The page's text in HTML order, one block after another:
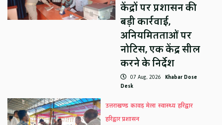
केंद्रों पर प्रशासन की
बड़ी कार्रवाई,
अनियमितताओं पर
नोटिस, एक केंद्र सील
करने के निर्देश
07 Aug, 2026 Khabar Dose
Desk
उत्तराखण्ड कावड़ मेला स्वास्थ्य हरिद्वार
हरिद्वार प्रशासन